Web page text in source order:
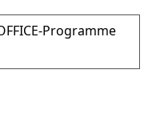
Programme